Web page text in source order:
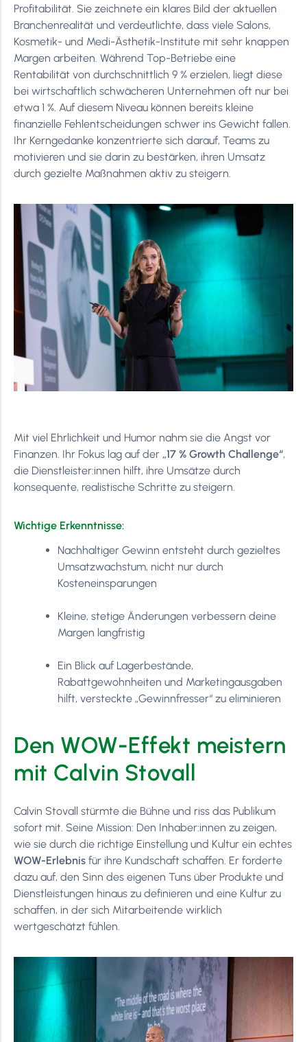
Profitabilität. Sie zeichnete ein klares Bild der aktuellen
Branchenrealität und verdeutlichte, dass viele Salons,
Kosmetik- und Medi-Ästhetik-Institute mit sehr knappen
Margen arbeiten. Während Top-Betriebe eine
Rentabilität von durchschnittlich 9 % erzielen, liegt diese
bei wirtschaftlich schwächeren Unternehmen oft nur bei
etwa 1 %. Auf diesem Niveau können bereits kleine
finanzielle Fehlentscheidungen schwer ins Gewicht fallen.
Ihr Kerngedanke konzentrierte sich darauf, Teams zu
motivieren und sie darin zu bestärken, ihren Umsatz
durch gezielte Maßnahmen aktiv zu steigern.
Mit viel Ehrlichkeit und Humor nahm sie die Angst vor
Finanzen. Ihr Fokus lag auf der „17 % Growth Challenge“,
die Dienstleister:innen hilft, ihre Umsätze durch
konsequente, realistische Schritte zu steigern.
Wichtige Erkenntnisse:
Nachhaltiger Gewinn entsteht durch gezieltes
Umsatzwachstum, nicht nur durch
Kosteneinsparungen
Kleine, stetige Änderungen verbessern deine
Margen langfristig
Ein Blick auf Lagerbestände,
Rabattgewohnheiten und Marketingausgaben
hilft, versteckte „Gewinnfresser“ zu eliminieren
Den WOW-Effekt meistern
mit Calvin Stovall
Calvin Stovall stürmte die Bühne und riss das Publikum
sofort mit. Seine Mission: Den Inhaber:innen zu zeigen,
wie sie durch die richtige Einstellung und Kultur ein echtes
WOW-Erlebnis für ihre Kundschaft schaffen. Er forderte
dazu auf, den Sinn des eigenen Tuns über Produkte und
Dienstleistungen hinaus zu definieren und eine Kultur zu
schaffen, in der sich Mitarbeitende wirklich
wertgeschätzt fühlen.